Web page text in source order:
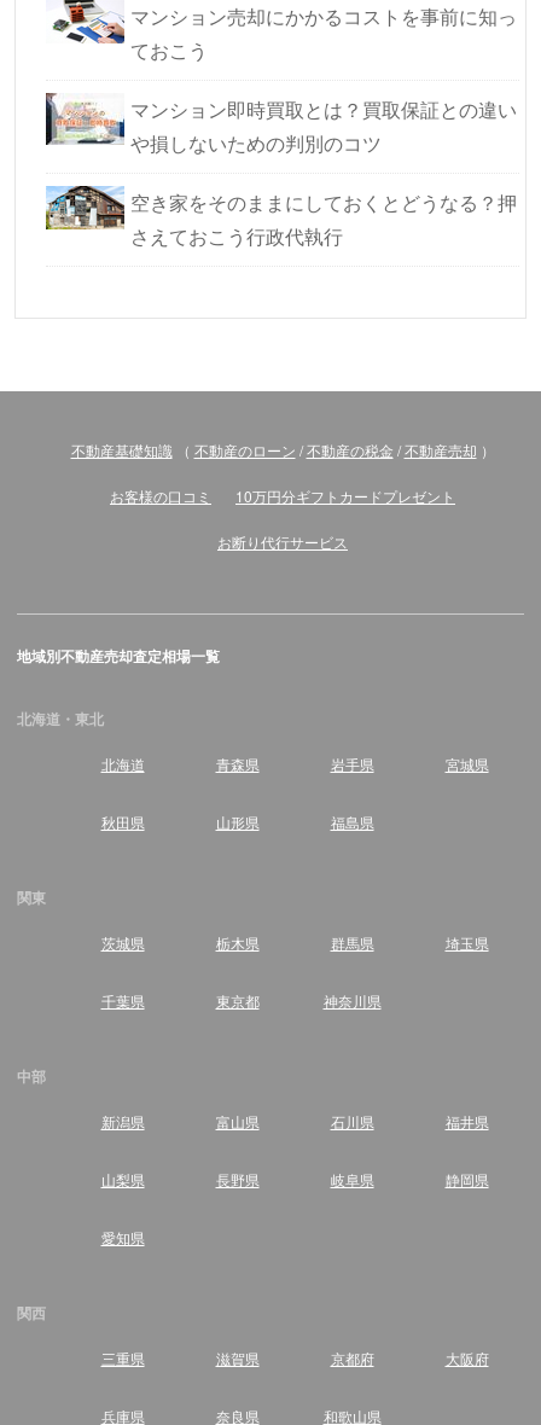
マンション売却にかかるコストを事前に知っ
ておこう
マンション即時買取とは？買取保証との違い
や損しないための判別のコツ
空き家をそのままにしておくとどうなる？押
さえておこう行政代執行
不動産基礎知識 （ 不動産のローン /不動産の税金 /不動産売却 ）
お客様の口コミ 10万円分ギフトカードプレゼント
お断り代行サービス
地域別不動産売却査定相場一覧
北海道・東北
北海道 青森県 岩手県 宮城県
秋田県 山形県 福島県
関東
茨城県 栃木県 群馬県 埼玉県
千葉県 東京都 神奈川県
中部
新潟県 富山県 石川県 福井県
山梨県 長野県 岐阜県 静岡県
愛知県
関西
三重県 滋賀県 京都府 大阪府
兵庫県 奈良県 和歌山県